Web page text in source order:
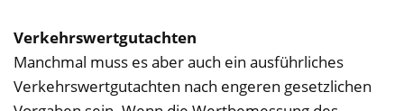
Verkehrswertgutachten
Manchmal muss es aber auch ein ausführliches
Verkehrswertgutachten nach engeren gesetzlichen